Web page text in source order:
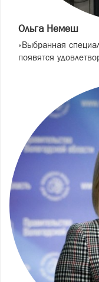
Ольга Немеш
«Выбранная
появятся